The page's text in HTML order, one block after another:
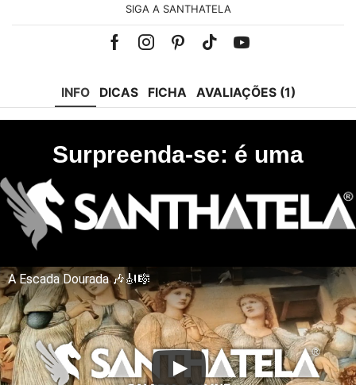
SIGA A SANTHATELA
Facebook
Instagram
Pinterest
Tik-Youtube
INFO DICAS FICHA AVALIAÇÕES (1)
Surpreenda-se: é uma
A Escada Dourada 🎶🎻🎼